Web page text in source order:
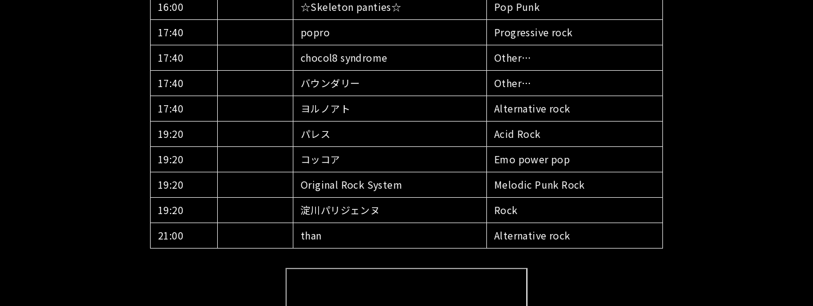
16:00
☆Skeleton panties☆
Pop Punk
17:40
popro
Progressive rock
17:40
chocol8 syndrome
Other…
17:40
バウンダリー
Other…
17:40
ヨルノアト
Alternative rock
19:20
パレス
Acid Rock
19:20
コッコア
Emo power pop
19:20
Original Rock System
Melodic Punk Rock
19:20
淀川パリジェンヌ
Rock
21:00
than Alternative rock